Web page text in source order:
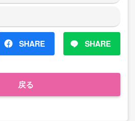
SHARE SHARE
戻る